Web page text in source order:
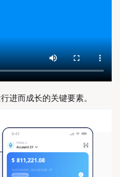
进而成长的关键要素。